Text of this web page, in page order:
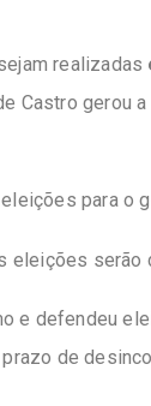
realizadas
Castro gerou
para o
eleições serão
e defendeu
prazo de